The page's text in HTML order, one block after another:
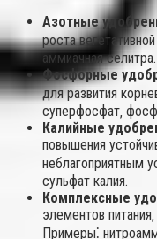
Азотные
роста
аммиачная селитра.
Фосфорные
для развития
суперфосфат‚
Калийные
повышения
неблагоприятным
сульфат калия.
Комплексные
элементов
Примеры⁚